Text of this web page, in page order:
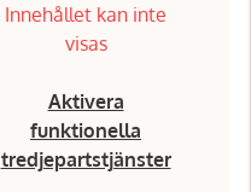
Innehållet kan inte
visas
Aktivera
funktionella
tredjepartstjänster